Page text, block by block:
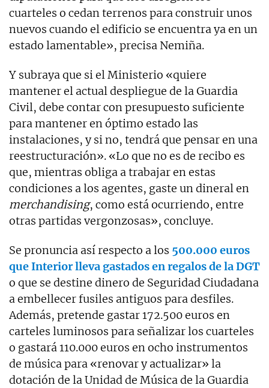
cuarteles o cedan terrenos para construir unos
nuevos cuando el edificio se encuentra ya en un
estado lamentable», precisa Nemiña.
Y subraya que si el Ministerio «quiere
mantener el actual despliegue de la Guardia
Civil, debe contar con presupuesto suficiente
para mantener en óptimo estado las
instalaciones, y si no, tendrá que pensar en una
reestructuración». «Lo que no es de recibo es
que, mientras obliga a trabajar en estas
condiciones a los agentes, gaste un dineral en
merchandising, como está ocurriendo, entre
otras partidas vergonzosas», concluye.
Se pronuncia así respecto a los 500.000 euros
que Interior lleva gastados en regalos de la DGT
o que se destine dinero de Seguridad Ciudadana
a embellecer fusiles antiguos para desfiles.
Además, pretende gastar 172.500 euros en
carteles luminosos para señalizar los cuarteles
o gastará 110.000 euros en ocho instrumentos
de música para «renovar y actualizar» la
dotación de la Unidad de Música de la Guardia